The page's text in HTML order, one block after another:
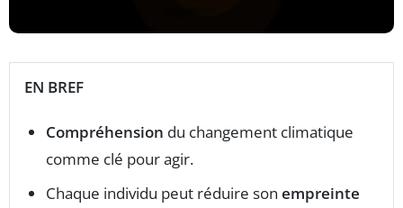
EN BREF
Compréhension du changement climatique
comme clé pour agir.
Chaque individu peut réduire son empreinte